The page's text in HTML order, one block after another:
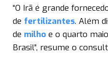
“O Irã é grande
de fertilizantes. Além
de milho e o quarto
Brasil”, resume o